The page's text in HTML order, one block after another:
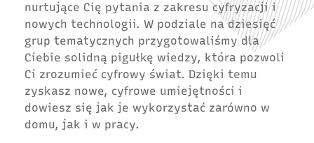
nurtujące Cię pytania z zakresu cyfryzacji i
nowych technologii. W podziale na dziesięć
grup tematycznych przygotowaliśmy dla
Ciebie solidną pigułkę wiedzy, która pozwoli
Ci zrozumieć cyfrowy świat. Dzięki temu
zyskasz nowe, cyfrowe umiejętności i
dowiesz się jak je wykorzystać zarówno w
domu, jak i w pracy.